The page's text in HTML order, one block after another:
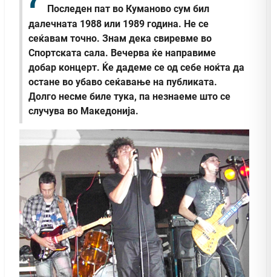
Последен пат во Куманово сум бил
далечната 1988 или 1989 година. Не се
сеќавам точно. Знам дека свиревме во
Спортската сала. Вечерва ќе направиме
добар концерт. Ќе дадеме се од себе ноќта да
остане во убаво сеќавање на публиката.
Долго несме биле тука, па незнаеме што се
случува во Македонија.